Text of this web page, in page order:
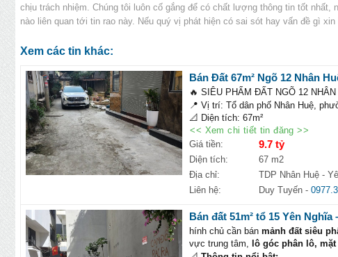
chịu trách nhiệm. Chúng tôi luôn cố gắng để có chất lượng thông tin tốt
nào liên quan tới tin rao này. Nếu quý vị phát hiện có sai sót hay vấn đề gì
Xem các tin khác:
Bán Đất 67m² Ngõ 12 Nhân
🔥 SIÊU PHẨM ĐẤT NGÕ 12
📍 Vị trí: Tổ dân phố Nhân Huệ,
📐 Diện tích: 67m²
💰 Giá bán: 9.7 tỷ
Lô đất cực đẹp, ngõ 12 Nhân Huệ,
năng tăng giá mạnh trong thời gian
✅ Ô tô ngủ trong đất
✅ Hướng Đông Nam mát mẻ, phong
✅ Sau đất có khe thoáng 50cm,
✅ Khu dân cư đông đúc, an ninh
🌟 Tiện ích nổi bật:
Gần Đại học Phenikaa, ĐH Đại
<< Xem chi tiết tin đăng >>
Giá tiền:
9.7 tỷ
Diện tích:
67 m2
Địa chỉ:
TDP Nhân Huệ -
Liên hệ:
Duy Tuyến -
Bán đất 51m² tổ 15 Yên
hính chủ cần bánmảnh đất siêu
vực trung tâm, lô góc phân lô,